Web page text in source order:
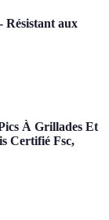
Résistant aux
À Grillades Et
Certifié Fsc,